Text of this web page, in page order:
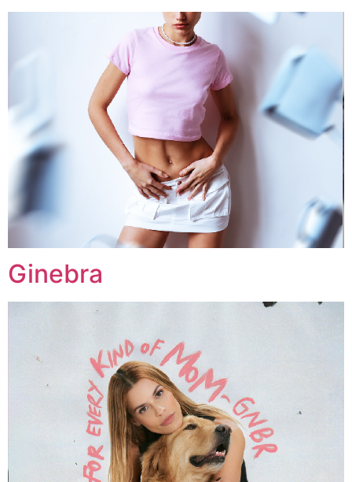
Ginebra